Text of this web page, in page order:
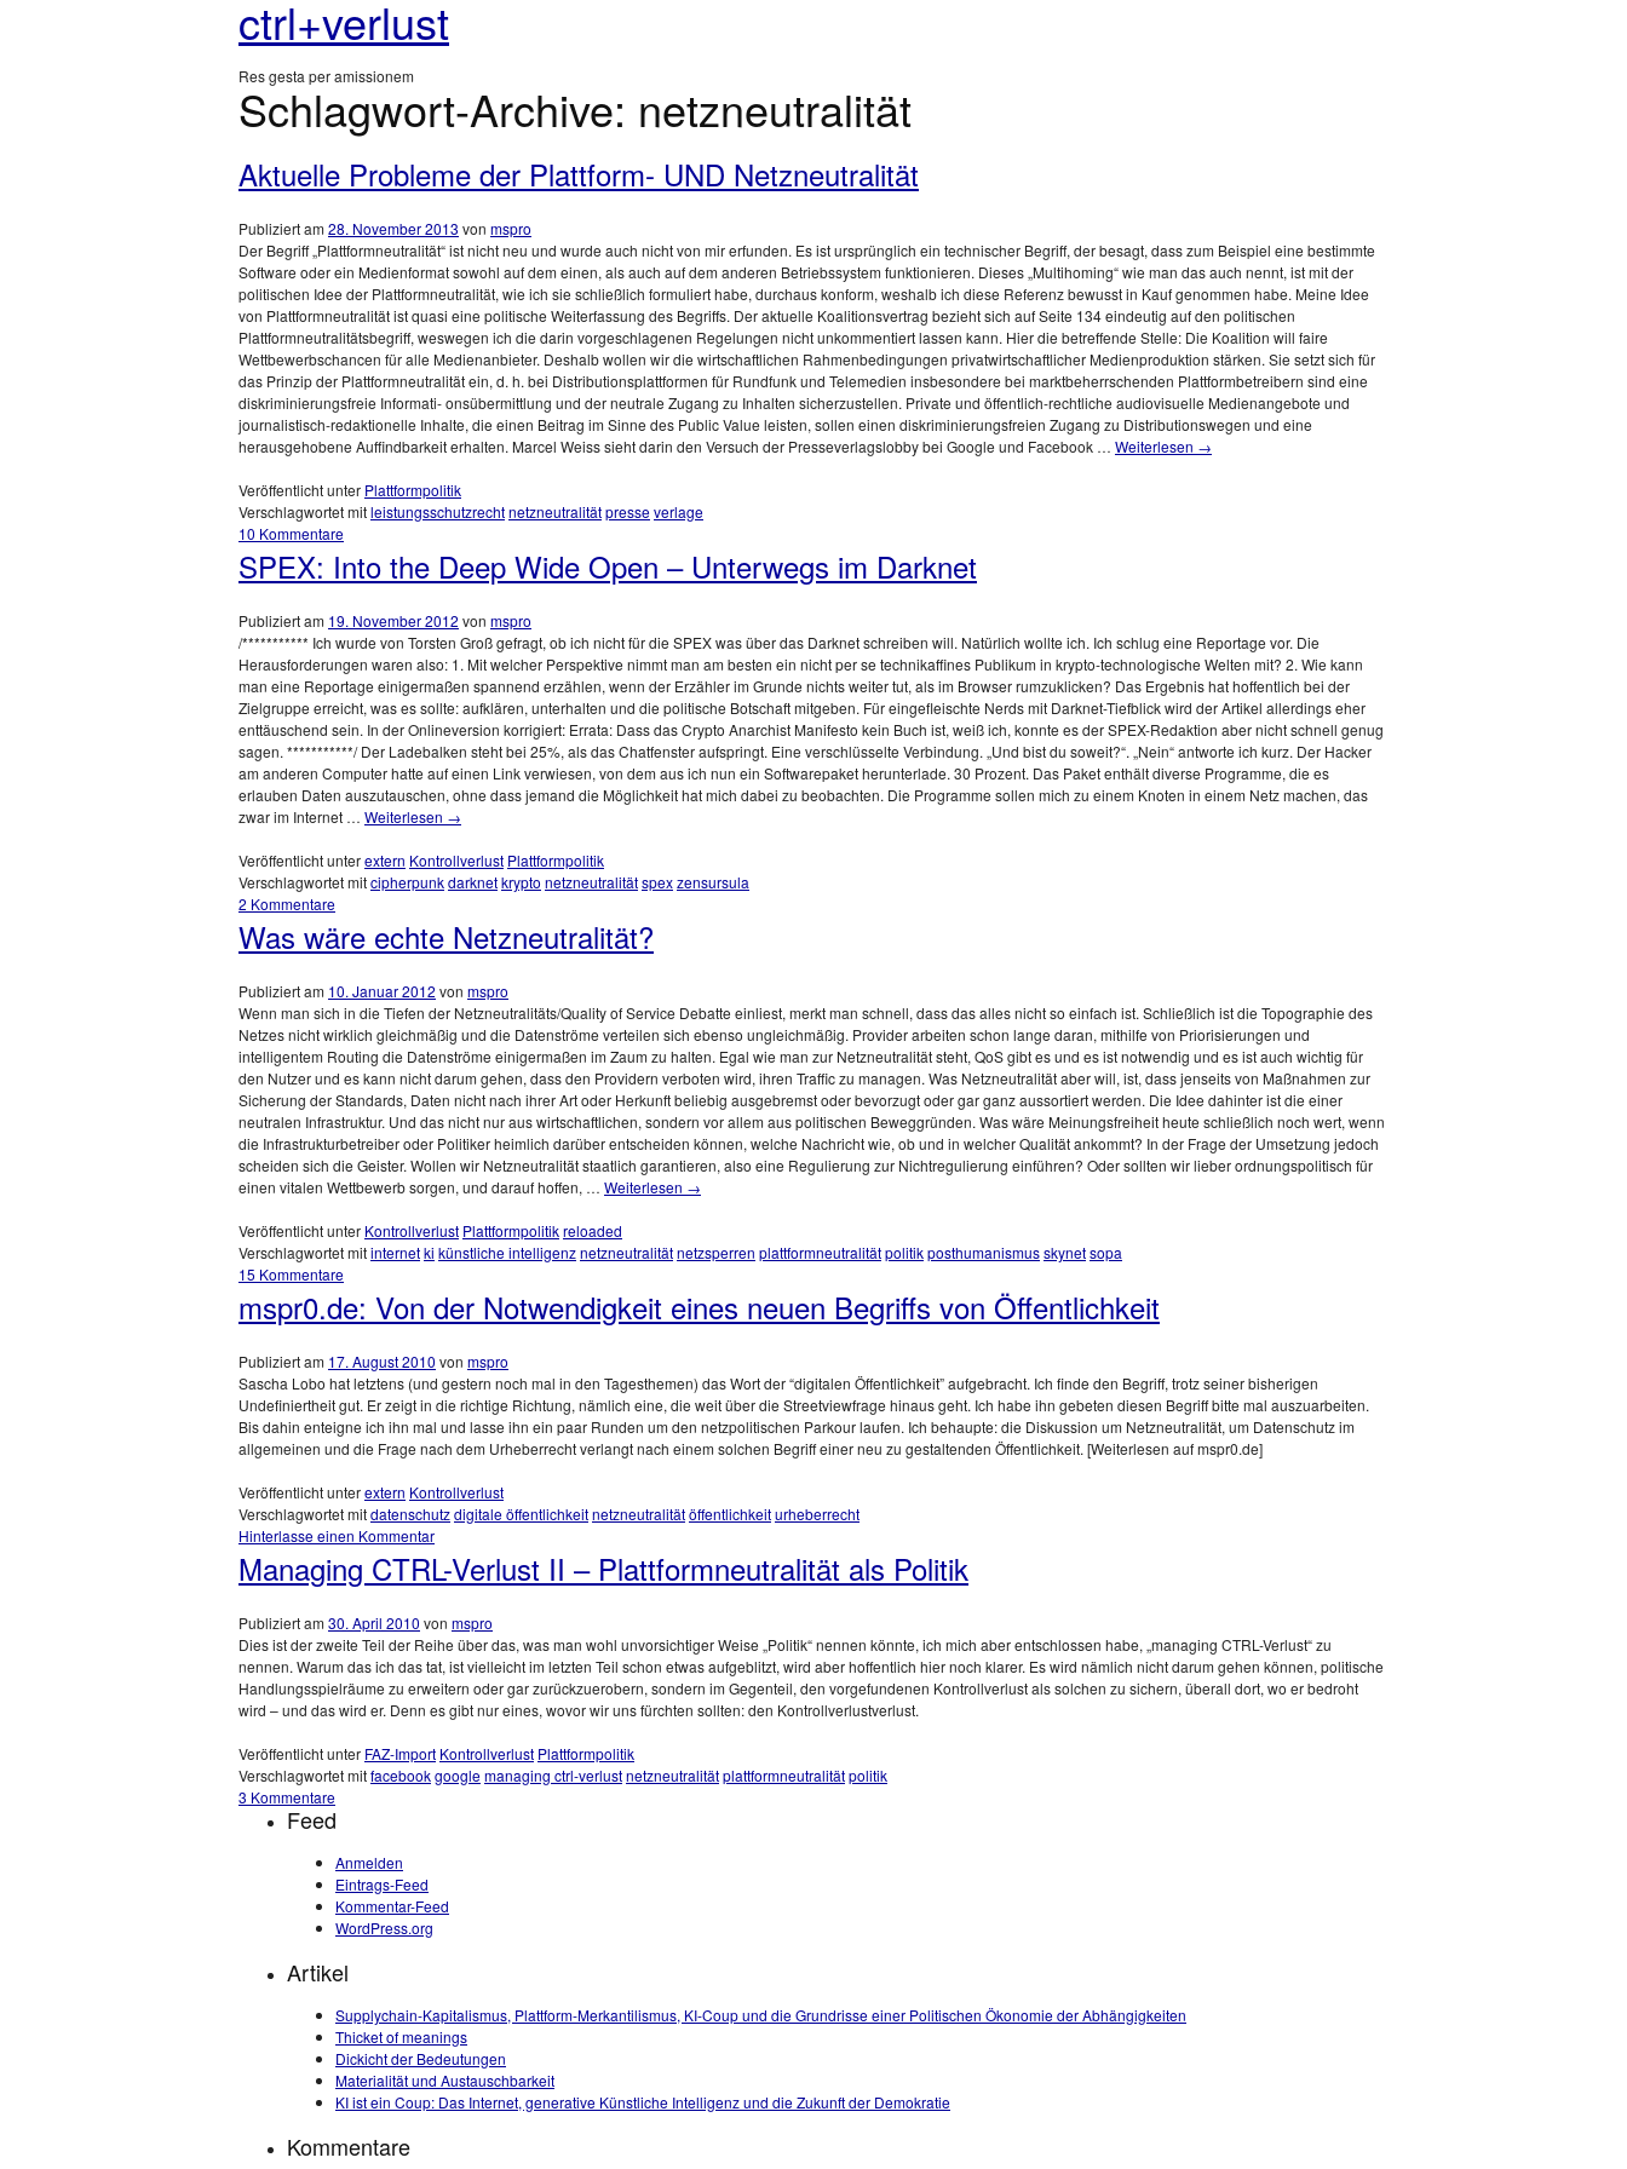
ctrl+verlust
Res gesta per amissionem
Schlagwort-Archive: netzneutralität
Aktuelle Probleme der Plattform- UND Netzneutralität
Publiziert am28. November 2013 von mspro
Der Begriff „Plattformneutralität“ ist nicht neu und wurde auch nicht von mir erfunden. Es ist ursprünglich ein technischer Begriff, der besagt, dass zum Beispiel eine bestimmte
Software oder ein Medienformat sowohl auf dem einen, als auch auf dem anderen Betriebssystem funktionieren. Dieses „Multihoming“ wie man das auch nennt, ist mit der
politischen Idee der Plattformneutralität, wie ich sie schließlich formuliert habe, durchaus konform, weshalb ich diese Referenz bewusst in Kauf genommen habe. Meine Idee
von Plattformneutralität ist quasi eine politische Weiterfassung des Begriffs. Der aktuelle Koalitionsvertrag bezieht sich auf Seite 134 eindeutig auf den politischen
Plattformneutralitätsbegriff, weswegen ich die darin vorgeschlagenen Regelungen nicht unkommentiert lassen kann. Hier die betreffende Stelle: Die Koalition will faire
Wettbewerbschancen für alle Medienanbieter. Deshalb wollen wir die wirtschaftlichen Rahmenbedingungen privatwirtschaftlicher Medienproduktion stärken. Sie setzt sich für
das Prinzip der Plattformneutralität ein, d. h. bei Distributionsplattformen für Rundfunk und Telemedien insbesondere bei marktbeherrschenden Plattformbetreibern sind eine
diskriminierungsfreie Informati- onsübermittlung und der neutrale Zugang zu Inhalten sicherzustellen. Private und öffentlich-rechtliche audiovisuelle Medienangebote und
journalistisch-redaktionelle Inhalte, die einen Beitrag im Sinne des Public Value leisten, sollen einen diskriminierungsfreien Zugang zu Distributionswegen und eine
herausgehobene Auffindbarkeit erhalten. Marcel Weiss sieht darin den Versuch der Presseverlagslobby bei Google und Facebook … Weiterlesen →
Veröffentlicht unter Plattformpolitik
Verschlagwortet mitleistungsschutzrechtnetzneutralitätpresseverlage
10 Kommentare
SPEX: Into the Deep Wide Open – Unterwegs im Darknet
Publiziert am 19. November 2012 von mspro
/*********** Ich wurde von Torsten Groß gefragt, ob ich nicht für die SPEX was über das Darknet schreiben will. Natürlich wollte ich. Ich schlug eine Reportage vor. Die
Herausforderungen waren also: 1. Mit welcher Perspektive nimmt man am besten ein nicht per se technikaffines Publikum in krypto-technologische Welten mit? 2. Wie kann
man eine Reportage einigermaßen spannend erzählen, wenn der Erzähler im Grunde nichts weiter tut, als im Browser rumzuklicken? Das Ergebnis hat hoffentlich bei der
Zielgruppe erreicht, was es sollte: aufklären, unterhalten und die politische Botschaft mitgeben. Für eingefleischte Nerds mit Darknet-Tiefblick wird der Artikel allerdings eher
enttäuschend sein. In der Onlineversion korrigiert: Errata: Dass das Crypto Anarchist Manifesto kein Buch ist, weiß ich, konnte es der SPEX-Redaktion aber nicht schnell genug
sagen. ***********/ Der Ladebalken steht bei 25%, als das Chatfenster aufspringt. Eine verschlüsselte Verbindung. „Und bist du soweit?“. „Nein“ antworte ich kurz. Der Hacker
am anderen Computer hatte auf einen Link verwiesen, von dem aus ich nun ein Softwarepaket herunterlade. 30 Prozent. Das Paket enthält diverse Programme, die es
erlauben Daten auszutauschen, ohne dass jemand die Möglichkeit hat mich dabei zu beobachten. Die Programme sollen mich zu einem Knoten in einem Netz machen, das
zwar im Internet … Weiterlesen →
Veröffentlicht unterextern Kontrollverlust Plattformpolitik
Verschlagwortet mitcipherpunkdarknetkrypto netzneutralitätspexzensursula
2 Kommentare
Was wäre echte Netzneutralität?
Publiziert am 10. Januar 2012 von mspro
Wenn man sich in die Tiefen der Netzneutralitäts/Quality of Service Debatte einliest, merkt man schnell, dass das alles nicht so einfach ist. Schließlich ist die Topographie des
Netzes nicht wirklich gleichmäßig und die Datenströme verteilen sich ebenso ungleichmäßig. Provider arbeiten schon lange daran, mithilfe von Priorisierungen und
intelligentem Routing die Datenströme einigermaßen im Zaum zu halten. Egal wie man zur Netzneutralität steht, QoS gibt es und es ist notwendig und es ist auch wichtig für
den Nutzer und es kann nicht darum gehen, dass den Providern verboten wird, ihren Traffic zu managen. Was Netzneutralität aber will, ist, dass jenseits von Maßnahmen zur
Sicherung der Standards, Daten nicht nach ihrer Art oder Herkunft beliebig ausgebremst oder bevorzugt oder gar ganz aussortiert werden. Die Idee dahinter ist die einer
neutralen Infrastruktur. Und das nicht nur aus wirtschaftlichen, sondern vor allem aus politischen Beweggründen. Was wäre Meinungsfreiheit heute schließlich noch wert, wenn
die Infrastrukturbetreiber oder Politiker heimlich darüber entscheiden können, welche Nachricht wie, ob und in welcher Qualität ankommt? In der Frage der Umsetzung jedoch
scheiden sich die Geister. Wollen wir Netzneutralität staatlich garantieren, also eine Regulierung zur Nichtregulierung einführen? Oder sollten wir lieber ordnungspolitisch für
einen vitalen Wettbewerb sorgen, und darauf hoffen, … Weiterlesen →
Veröffentlicht unter Kontrollverlust Plattformpolitikreloaded
Verschlagwortet mitinternetki künstliche intelligenznetzneutralitätnetzsperren plattformneutralitätpolitikposthumanismusskynetsopa
15 Kommentare
mspr0.de: Von der Notwendigkeit eines neuen Begriffs von Öffentlichkeit
Publiziert am 17. August 2010 von mspro
Sascha Lobo hat letztens (und gestern noch mal in den Tagesthemen) das Wort der “digitalen Öffentlichkeit” aufgebracht. Ich finde den Begriff, trotz seiner bisherigen
Undefiniertheit gut. Er zeigt in die richtige Richtung, nämlich eine, die weit über die Streetviewfrage hinaus geht. Ich habe ihn gebeten diesen Begriff bitte mal auszuarbeiten.
Bis dahin enteigne ich ihn mal und lasse ihn ein paar Runden um den netzpolitischen Parkour laufen. Ich behaupte: die Diskussion um Netzneutralität, um Datenschutz im
allgemeinen und die Frage nach dem Urheberrecht verlangt nach einem solchen Begriff einer neu zu gestaltenden Öffentlichkeit. [Weiterlesen auf mspr0.de]
Veröffentlicht unterextern Kontrollverlust
Verschlagwortet mitdatenschutzdigitale öffentlichkeitnetzneutralitätöffentlichkeiturheberrecht
Hinterlasse einen Kommentar
Managing CTRL-Verlust II – Plattformneutralität als Politik
Publiziert am30. April 2010 von mspro
Dies ist der zweite Teil der Reihe über das, was man wohl unvorsichtiger Weise „Politik“ nennen könnte, ich mich aber entschlossen habe, „managing CTRL-Verlust“ zu
nennen. Warum das ich das tat, ist vielleicht im letzten Teil schon etwas aufgeblitzt, wird aber hoffentlich hier noch klarer. Es wird nämlich nicht darum gehen können, politische
Handlungsspielräume zu erweitern oder gar zurückzuerobern, sondern im Gegenteil, den vorgefundenen Kontrollverlust als solchen zu sichern, überall dort, wo er bedroht
wird – und das wird er. Denn es gibt nur eines, wovor wir uns fürchten sollten: den Kontrollverlustverlust.
Veröffentlicht unter FAZ-Import Kontrollverlust Plattformpolitik
Verschlagwortet mitfacebookgooglemanaging ctrl-verlustnetzneutralitätplattformneutralitätpolitik
3 Kommentare
Feed
Anmelden
Eintrags-Feed
Kommentar-Feed
WordPress.org
Artikel
Supplychain-Kapitalismus, Plattform-Merkantilismus, KI-Coup und die Grundrisse einer Politischen Ökonomie der Abhängigkeiten
Thicket of meanings
Dickicht der Bedeutungen
Materialität und Austauschbarkeit
KI ist ein Coup: Das Internet, generative Künstliche Intelligenz und die Zukunft der Demokratie
Kommentare